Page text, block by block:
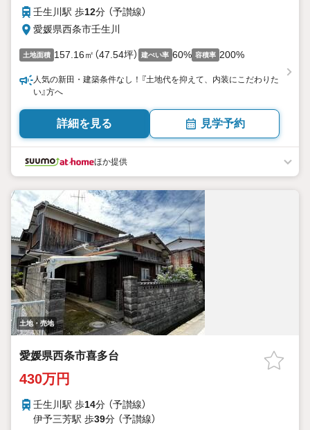
壬生川駅 歩12分 （予讃線）
愛媛県西条市壬生川
土地面積 157.16㎡（47.54坪） 建ぺい率 60% 容積率 200%
人気の新田・建築条件なし！『土地代を抑えて、内装にこだわりた
い』方へ
詳細を見る 見学予約
ほか提供
土地・売地
愛媛県西条市喜多台
430万円
壬生川駅 歩14分 （予讃線）
伊予三芳駅 歩39分 （予讃線）